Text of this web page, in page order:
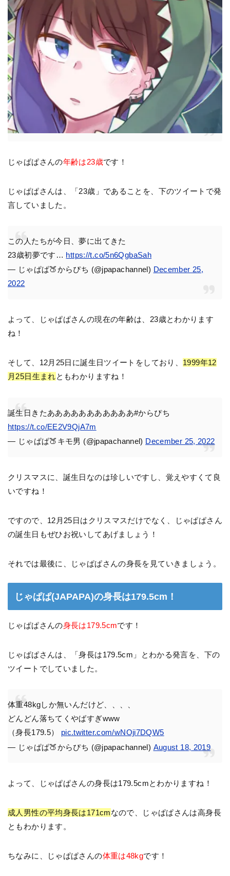
じゃぱぱさんの年齢は23歳です！
じゃぱぱさんは、「23歳」であることを、下のツイートで発
言していました。
この人たちが今日、夢に出てきた
23歳初夢です… https://t.co/5n6QgbaSah
— じゃぱぱ🍑からぴち (@jpapachannel) December 25,
2022
よって、じゃぱぱさんの現在の年齢は、23歳とわかります
ね！
そして、12月25日に誕生日ツイートをしており、 1999年12
月25日生まれともわかりますね！
誕生日きたあああああああああああ#からぴち
https://t.co/EE2V9QjA7m
— じゃぱぱ🍑キモ男 (@jpapachannel) December 25, 2022
クリスマスに、誕生日なのは珍しいですし、覚えやすくて良
いですね！
ですので、12月25日はクリスマスだけでなく、じゃぱぱさん
の誕生日もぜひお祝いしてあげましょう！
それでは最後に、じゃぱぱさんの身長を見ていきましょう。
じゃぱぱ(JAPAPA)の身長は179.5cm！
じゃぱぱさんの身長は179.5cmです！
じゃぱぱさんは、「身長は179.5cm」とわかる発言を、下の
ツイートでしていました。
体重48kgしか無いんだけど、、、、
どんどん落ちてくやばすぎwww
（身長179.5） pic.twitter.com/wNOji7DQW5
— じゃぱぱ🍑からぴち (@jpapachannel) August 18, 2019
よって、じゃぱぱさんの身長は179.5cmとわかりますね！
成人男性の平均身長は171cmなので、じゃぱぱさんは高身長
ともわかります。
ちなみに、じゃぱぱさんの体重は48kgです！